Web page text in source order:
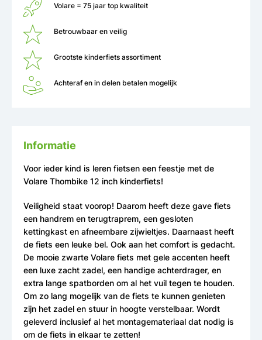
Volare = 75 jaar top kwaliteit
Betrouwbaar en veilig
Grootste kinderfiets assortiment
Achteraf en in delen betalen mogelijk
Informatie
Voor ieder kind is leren fietsen een feestje met de
Volare Thombike 12 inch kinderfiets!
Veiligheid staat voorop! Daarom heeft deze gave fiets
een handrem en terugtraprem, een gesloten
kettingkast en afneembare zijwieltjes. Daarnaast heeft
de fiets een leuke bel. Ook aan het comfort is gedacht.
De mooie zwarte Volare fiets met gele accenten heeft
een luxe zacht zadel, een handige achterdrager, en
extra lange spatborden om al het vuil tegen te houden.
Om zo lang mogelijk van de fiets te kunnen genieten
zijn het zadel en stuur in hoogte verstelbaar. Wordt
geleverd inclusief al het montagemateriaal dat nodig is
om de fiets in elkaar te zetten!